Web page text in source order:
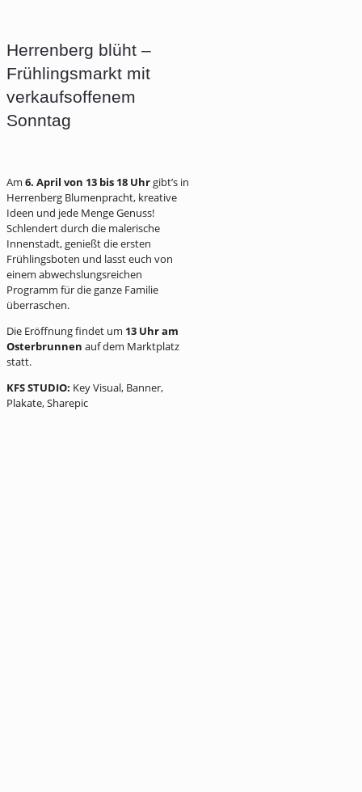
Herrenberg blüht –
Frühlingsmarkt mit
verkaufsoffenem
Sonntag
Am 6. April von 13 bis 18 Uhrgibt’s in
Herrenberg Blumenpracht, kreative
Ideen und jede Menge Genuss!
Schlendert durch die malerische
Innenstadt, genießt die ersten
Frühlingsboten und lasst euch von
einem abwechslungsreichen
Programm für die ganze Familie
überraschen.
Die Eröffnung findet um 13 Uhr am
Osterbrunnen auf dem Marktplatz
statt.
KFS STUDIO: Key Visual, Banner,
Plakate, Sharepic